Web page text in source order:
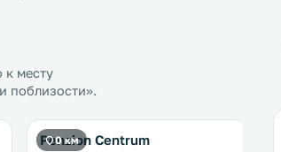
к месту
поблизости».
0 км
Penzion Centrum